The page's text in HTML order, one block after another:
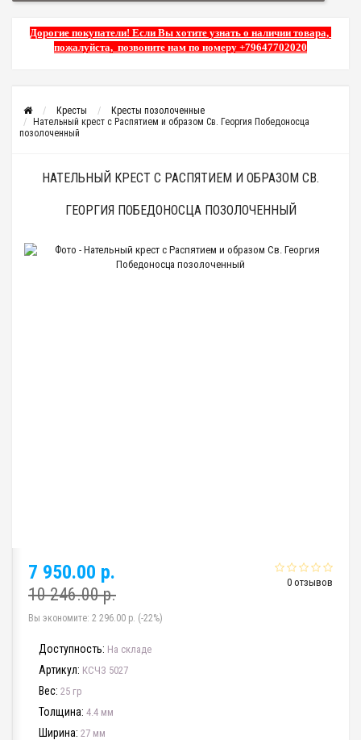
Дорогие покупатели! Если Вы хотите узнать о наличии товара,
пожалуйста, позвоните нам по номеру +79647702020
Кресты
Кресты позолоченные
Нательный крест с Распятием и образом Св. Георгия Победоносца
позолоченный
НАТЕЛЬНЫЙ КРЕСТ С РАСПЯТИЕМ И ОБРАЗОМ СВ.
ГЕОРГИЯ ПОБЕДОНОСЦА ПОЗОЛОЧЕННЫЙ
0 отзывов
7 950.00 р.
10 246.00 р.
Вы экономите: 2 296.00 р. (-22%)
Доступность: На складе
Артикул: КСЧЗ 5027
Вес: 25 гр
Толщина: 4.4 мм
Ширина: 27 мм